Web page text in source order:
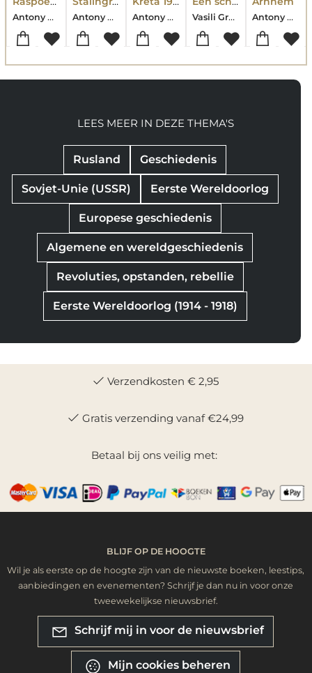
Antony Beevor
Antony Beevor
Antony Beevor
Vasili Grossman
Antony Beevor
Rusland Geschiedenis
Sovjet-Unie (USSR) Eerste Wereldoorlog
Europese geschiedenis
Algemene en wereldgeschiedenis
Revoluties, opstanden, rebellie
Eerste Wereldoorlog (1914 - 1918)
LEES MEER IN DEZE THEMA'S
Verzendkosten € 2,95
Gratis verzending vanaf €24,99
Betaal bij ons veilig met:
BLIJF OP DE HOOGTE
Wil je als eerste op de hoogte zijn van de nieuwste boeken, leestips,
aanbiedingen en evenementen? Schrijf je dan nu in voor onze
tweewekelijkse nieuwsbrief.
Schrijf mij in voor de nieuwsbrief
Mijn cookies beheren